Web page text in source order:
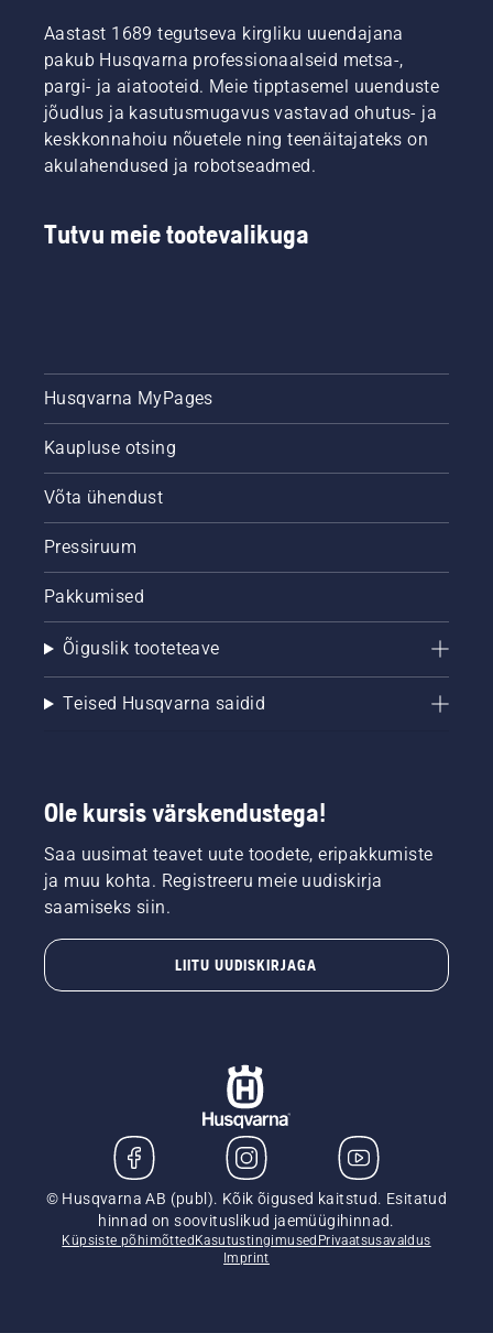
Aastast 1689 tegutseva kirgliku uuendajana
pakub Husqvarna professionaalseid metsa-,
pargi- ja aiatooteid. Meie tipptasemel uuenduste
jõudlus ja kasutusmugavus vastavad ohutus- ja
keskkonnahoiu nõuetele ning teenäitajateks on
akulahendused ja robotseadmed.
Tutvu meie tootevalikuga
Husqvarna MyPages
Kaupluse otsing
Võta ühendust
Pressiruum
Pakkumised
Õiguslik tooteteave
Teised Husqvarna saidid
Ole kursis värskendustega!
Saa uusimat teavet uute toodete, eripakkumiste
ja muu kohta. Registreeru meie uudiskirja
saamiseks siin.
LIITU UUDISKIRJAGA
© Husqvarna AB (publ). Kõik õigused kaitstud. Esitatud
hinnad on soovituslikud jaemüügihinnad.
Küpsiste põhimõtted Kasutustingimused Privaatsusavaldus
Imprint